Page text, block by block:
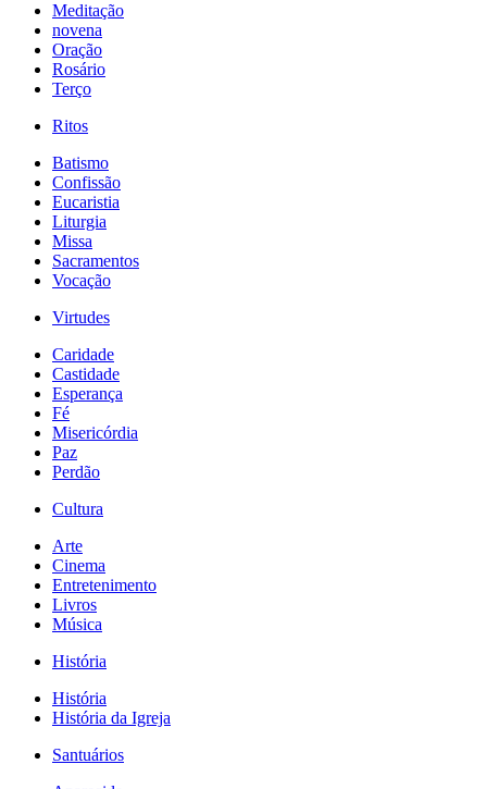
Meditação
novena
Oração
Rosário
Terço
Ritos
Batismo
Confissão
Eucaristia
Liturgia
Missa
Sacramentos
Vocação
Virtudes
Caridade
Castidade
Esperança
Fé
Misericórdia
Paz
Perdão
Cultura
Arte
Cinema
Entretenimento
Livros
Música
História
História
História da Igreja
Santuários